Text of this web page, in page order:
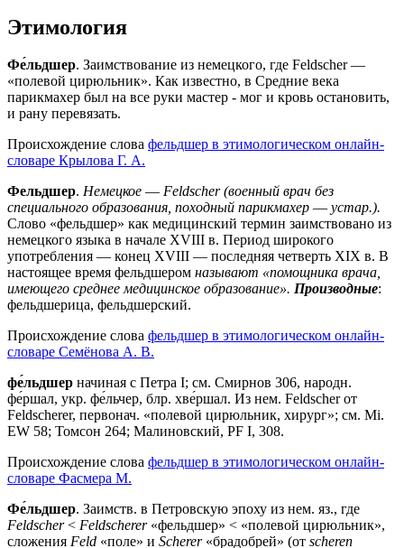
Этимология
Фе́льдшер. Заимствование из немецкого, где Feldscher —
«полевой цирюльник». Как известно, в Средние века
парикмахер был на все руки мастер - мог и кровь остановить,
и рану перевязать.
Происхождение слова фельдшер в этимологическом онлайн-
словаре Крылова Г. А.
Фельдшер. Немецкое — Feldscher (военный врач без
специального образования, походный парикмахер — устар.).
Слово «фельдшер» как медицинский термин заимствовано из
немецкого языка в начале XVIII в. Период широкого
употребления — конец XVIII — последняя четверть XIX в. В
настоящее время фельдшером называют «помощника врача,
имеющего среднее медицинское образование». Производные:
фельдшерица, фельдшерский.
Происхождение слова фельдшер в этимологическом онлайн-
словаре Семёнова А. В.
фе́льдшер начиная с Петра I; см. Смирнов 306, народн.
фе́ршал, укр. фе́льчер, блр. хве́ршал. Из нем. Feldscher от
Feldscherer, первонач. «полевой цирюльник, хирург»; см. Мi.
ЕW 58; Томсон 264; Малиновский, РF I, 308.
Происхождение слова фельдшер в этимологическом онлайн-
словаре Фасмера М.
Фе́льдшер. Заимств. в Петровскую эпоху из нем. яз., где
Feldscher< Feldscherer«фельдшер» < «полевой цирюльник»,
сложения Feld «поле» и Scherer«брадобрей» (от scheren